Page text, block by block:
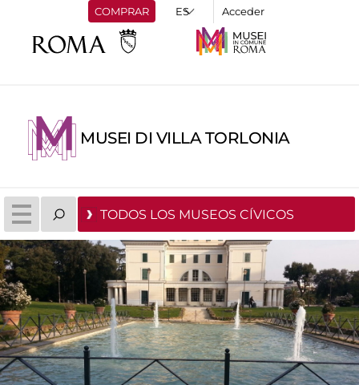
COMPRAR Acceder
MUSEI DI VILLA TORLONIA
TODOS LOS MUSEOS CÍVICOS